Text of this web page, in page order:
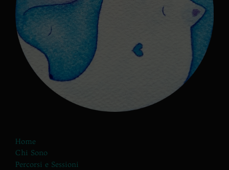
Home
Chi Sono
Percorsi e Sessioni